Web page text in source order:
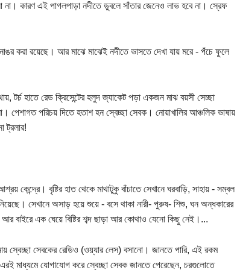
কারণ এই পাগলপাড়া নদীতে ডুবলে সাঁতার জেনেও লাভ হবে না। স্রেফ
করা রয়েছে। আর মাঝে মাঝেই নদীতে ভাসতে দেখা যায় মরে - পঁচে ফুলে
টর্চ হাতে রেড ক্রিসেন্টের হলুদ জ্যাকেট পড়া একজন মাঝ বয়সী সেচ্ছা
পেশাগত পরিচয় দিতে হতাশ হন স্বেচ্ছা সেবক। নোয়াখালির আঞ্চলিক ভাষায়
ট্রলার!
কেন্দ্রে। বৃষ্টির হাত থেকে মাথাটুকু বাঁচাতে সেখানে ঘরবাড়ি, সাহায় - সম্বল
সেখানে অসাড় হয়ে শুয়ে - বসে থাকা নারী- পুরুষ- শিশু, ঘন অন্ধকারের
বাইরে এক ঘেয়ে বিষ্টির শব্দ ছাড়া আর কোথাও যেনো কিছু নেই।...
স্বেচ্ছা সেবকের রেডিও (ওয়্যার লেস) বসানো। জানতে পারি, এই রকম
মাধ্যমে যোগাযোগ করে স্বেচ্ছা সেবক জানতে পেরেছেন, চরগুলোতে